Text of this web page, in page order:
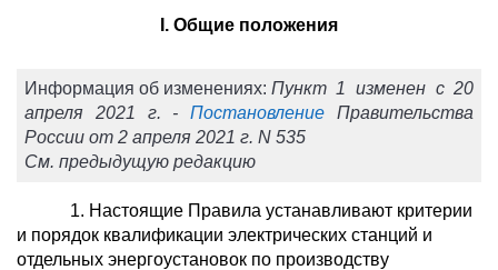
I. Общие положения
Информация об изменениях: Пункт 1 изменен с 20
апреля 2021 г. -Постановление Правительства
России от 2 апреля 2021 г. N 535
См. предыдущую редакцию
1. Настоящие Правила устанавливают критерии
и порядок квалификации электрических станций и
отдельных энергоустановок по производству